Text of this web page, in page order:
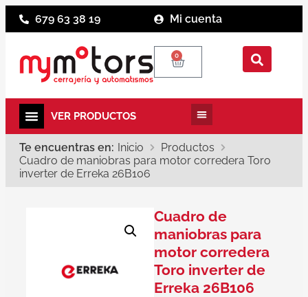
679 63 38 19 Mi cuenta
0
Te encuentras en: Inicio
Productos
Cuadro de maniobras para motor corredera Toro
inverter de Erreka 26B106
Cuadro de
maniobras para
motor corredera
Toro inverter de
Erreka 26B106